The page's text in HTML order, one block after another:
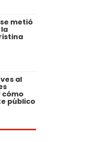
metió
al
cómo
público